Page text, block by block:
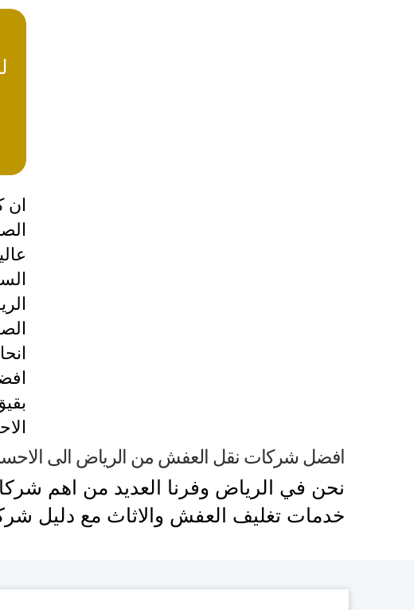
ان
افضل شركات نقل العفش من الرياض الى
نحن في الرياض وفرنا العديد من اهم
خدمات تغليف العفش والاثاث مع دليل